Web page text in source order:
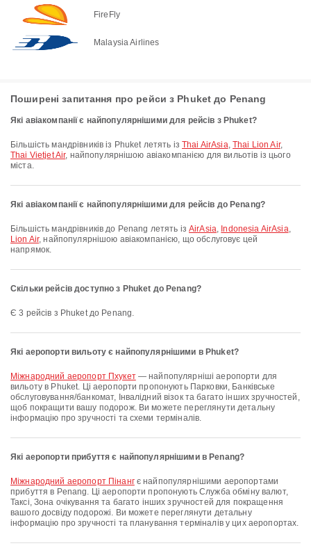
FireFly
Malaysia Airlines
Поширені запитання про рейси з Phuket до Penang
Які авіакомпанії є найпопулярнішими для рейсів з Phuket?
Більшість мандрівників із Phuket летять ізThai AirAsia, Thai Lion Air,
Thai Vietjet Air, найпопулярнішою авіакомпанією для вильотів із цього
міста.
Які авіакомпанії є найпопулярнішими для рейсів до Penang?
Більшість мандрівників до Penang летять ізAirAsia, Indonesia AirAsia,
Lion Air, найпопулярнішою авіакомпанією, що обслуговує цей
напрямок.
Скільки рейсів доступно з Phuket до Penang?
Є 3 рейсів з Phuket до Penang.
Які аеропорти вильоту є найпопулярнішими в Phuket?
Міжнародний аеропорт Пхукет— найпопулярніші аеропорти для
вильоту в Phuket. Ці аеропорти пропонують Парковки, Банківське
обслуговування/банкомат, Інвалідний візок та багато інших зручностей,
щоб покращити вашу подорож. Ви можете переглянути детальну
інформацію про зручності та схеми терміналів.
Які аеропорти прибуття є найпопулярнішими в Penang?
Міжнародний аеропорт Пінангє найпопулярнішими аеропортами
прибуття в Penang. Ці аеропорти пропонують Служба обміну валют,
Таксі, Зона очікування та багато інших зручностей для покращення
вашого досвіду подорожі. Ви можете переглянути детальну
інформацію про зручності та планування терміналів у цих аеропортах.